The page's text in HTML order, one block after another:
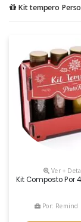
Kit tempero
Ver +
Kit Composto Por
Por: Remind